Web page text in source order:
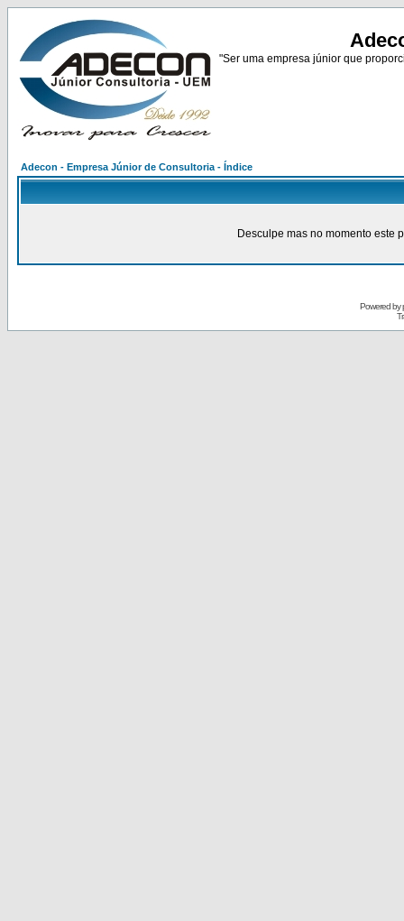
"Ser uma empresa júnior que
Adecon - Empresa Júnior de Consultoria - Índice
Desculpe mas no momento este
Powered by